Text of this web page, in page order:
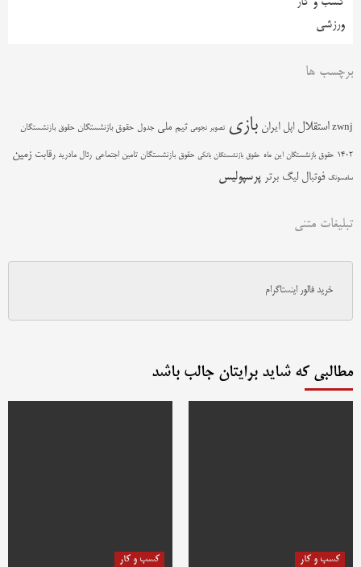
ورزشی
برچسب ها
zwnj استقلال اپل ایران بازی تصویر نجومی تیم ملی جدول حقوق بازنشستگان حقوق بازنشستگان
1402 حقوق بازنشستگان این ماه حقوق بازنشستگان بانکی حقوق بازنشستگان تامین اجتماعی رئال مادرید رقابت زمین
سامسونگ فوتبال لیگ برتر پرسپولیس
تبلیغات متنی
خرید فالور اینستاگرام
مطالبی که شاید برایتان جالب باشد
کسب و کار کسب و کار